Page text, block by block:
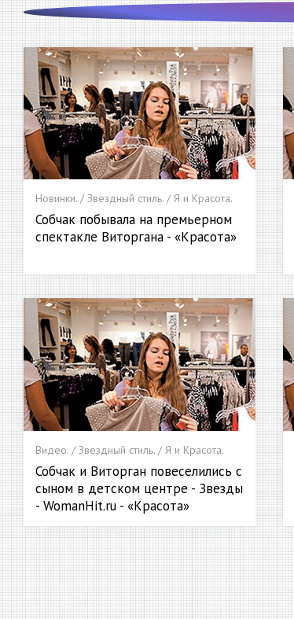
Новинки. / Звездный стиль. / Я и Красота.
Собчак побывала на премьерном
спектакле Виторгана - «Красота»
Видео. / Звездный стиль. / Я и Красота.
Собчак и Виторган повеселились с
сыном в детском центре - Звезды
- WomanHit.ru - «Красота»